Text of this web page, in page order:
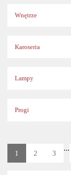
Wnętrze
Karoseria
Lampy
Progi
1 2 3
...